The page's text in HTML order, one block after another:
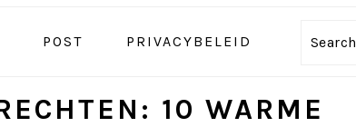
POST PRIVACYBELEID Search
10 WARME